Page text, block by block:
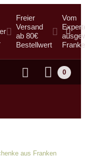
Freier
Versand
ab 80€
Bestellwert
Vom
0
aus Franken